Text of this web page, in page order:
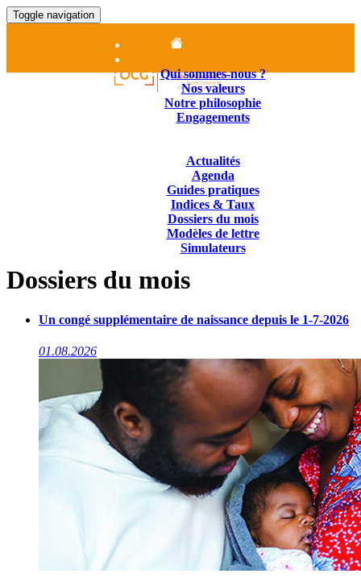
Toggle navigation
Qui sommes-nous ?
Nos valeurs
Notre philosophie
Engagements
Actualités
Agenda
Guides pratiques
Indices & Taux
Dossiers du mois
Modèles de lettre
Simulateurs
01.84.25.14.25
Dossiers du mois
Un congé supplémentaire de naissance depuis le 1-7-2026
01.08.2026